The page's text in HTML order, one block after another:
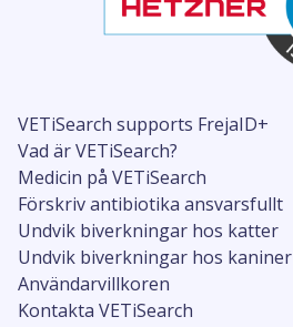
VETiSearch supports FrejaID+
Vad är VETiSearch?
Medicin på VETiSearch
Förskriv antibiotika ansvarsfullt
Undvik biverkningar hos katter
Undvik biverkningar hos kaniner
Användarvillkoren
Kontakta VETiSearch